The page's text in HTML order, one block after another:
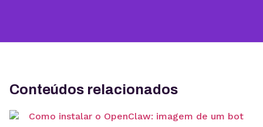
Conteúdos relacionados